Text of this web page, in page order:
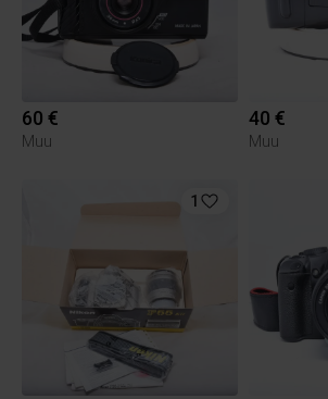
60 €
Muu
40 €
Muu
1